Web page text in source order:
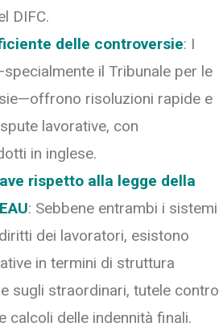
DIFC.
delle controversie: I
il Tribunale per le
risoluzioni rapide e
lavorative, con
in inglese.
rispetto alla legge della
: Sebbene entrambi i sistemi
dei lavoratori, esistono
in termini di struttura
sugli straordinari, tutele contro
calcoli delle indennità finali.